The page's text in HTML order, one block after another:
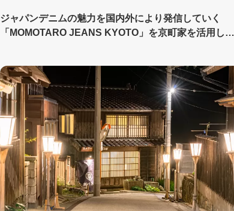
ジャパンデニムの魅力を国内外により発信していく
「MOMOTARO JEANS KYOTO」を京町家を活用して